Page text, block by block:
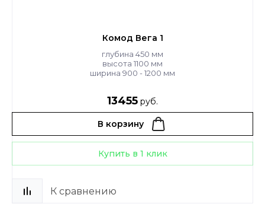
Комод Вега 1
глубина 450 мм
высота 1100 мм
ширина 900 - 1200 мм
13455 руб.
В корзину
Купить в 1 клик
К сравнению